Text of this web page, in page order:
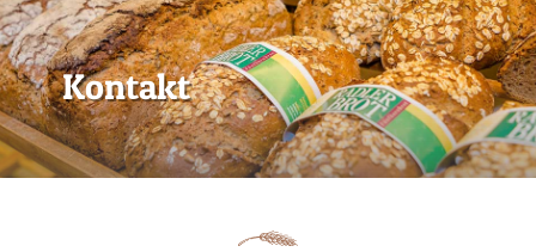
Kontakt